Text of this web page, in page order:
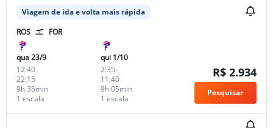
Viagem de ida e volta mais rápida
ROS
FOR
qua 23/9
12:40-
22:15
1 escala
9h 35min
qui 1/10
2:35-
11:40
1 escala
9h 05min
R$ 2.934
Pesquisar